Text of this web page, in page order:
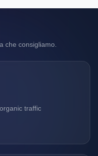
che consigliamo.
traffic